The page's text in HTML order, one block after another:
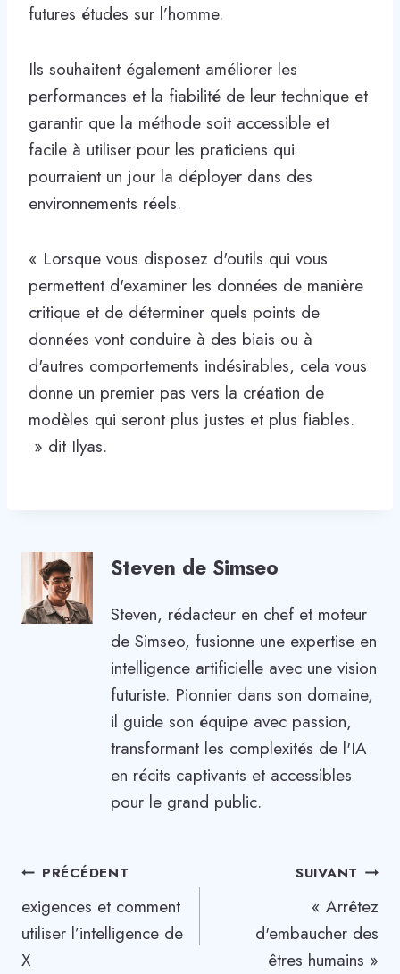
futures études sur l’homme.
Ils souhaitent également améliorer les
performances et la fiabilité de leur technique et
garantir que la méthode soit accessible et
facile à utiliser pour les praticiens qui
pourraient un jour la déployer dans des
environnements réels.
« Lorsque vous disposez d'outils qui vous
permettent d'examiner les données de manière
critique et de déterminer quels points de
données vont conduire à des biais ou à
d'autres comportements indésirables, cela vous
donne un premier pas vers la création de
modèles qui seront plus justes et plus fiables.
» dit Ilyas.
Steven de Simseo
Steven, rédacteur en chef et moteur
de Simseo, fusionne une expertise en
intelligence artificielle avec une vision
futuriste. Pionnier dans son domaine,
il guide son équipe avec passion,
transformant les complexités de l'IA
en récits captivants et accessibles
pour le grand public.
Navigation
de
l’article
PRÉCÉDENT
exigences et comment
utiliser l’intelligence de
X
SUIVANT
« Arrêtez
d'embaucher des
êtres humains »